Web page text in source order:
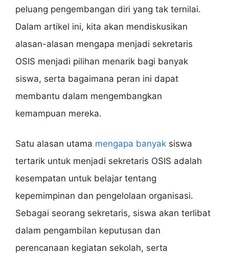
peluang pengembangan diri yang tak ternilai.
Dalam artikel ini, kita akan mendiskusikan
alasan-alasan mengapa menjadi sekretaris
OSIS menjadi pilihan menarik bagi banyak
siswa, serta bagaimana peran ini dapat
membantu dalam mengembangkan
kemampuan mereka.
Satu alasan utama mengapa banyak siswa
tertarik untuk menjadi sekretaris OSIS adalah
kesempatan untuk belajar tentang
kepemimpinan dan pengelolaan organisasi.
Sebagai seorang sekretaris, siswa akan terlibat
dalam pengambilan keputusan dan
perencanaan kegiatan sekolah, serta